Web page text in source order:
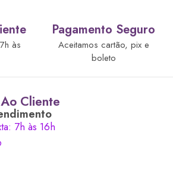
às
Pagamento Seguro
Aceitamos cartão, pix e
boleto
Cliente
7h às 16h